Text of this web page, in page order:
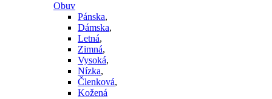
Obuv
Pánska,
Dámska,
Letná,
Zimná,
Vysoká,
Nízka,
Členková,
Kožená